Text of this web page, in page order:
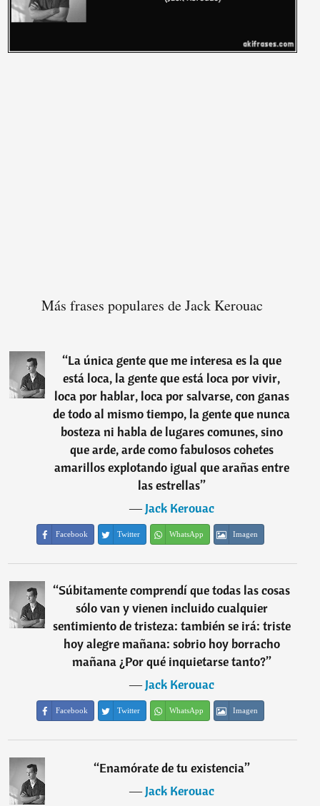
Más frases populares de Jack Kerouac
“La única gente que me interesa es la que
está loca, la gente que está loca por vivir,
loca por hablar, loca por salvarse, con ganas
de todo al mismo tiempo, la gente que nunca
bosteza ni habla de lugares comunes, sino
que arde, arde como fabulosos cohetes
amarillos explotando igual que arañas entre
las estrellas”
―Jack Kerouac
Facebook Twitter WhatsApp Imagen
“Súbitamente comprendí que todas las cosas
sólo van y vienen incluido cualquier
sentimiento de tristeza: también se irá: triste
hoy alegre mañana: sobrio hoy borracho
mañana ¿Por qué inquietarse tanto?”
―Jack Kerouac
Facebook Twitter WhatsApp Imagen
“Enamórate de tu existencia”
―Jack Kerouac